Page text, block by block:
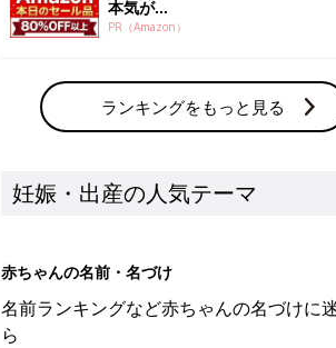
本気が...
PR（Amazon）
ランキングをもっと見る
妊娠・出産の人気テーマ
赤ちゃんの名前・名づけ
名前ランキングなど赤ちゃんの名づけに
ら